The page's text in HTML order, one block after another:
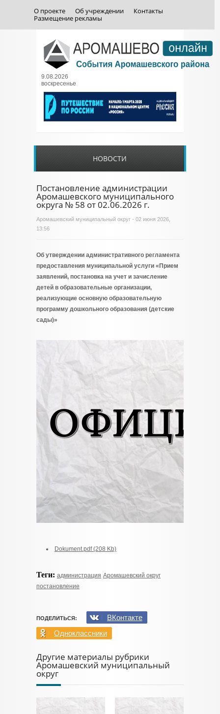
О проекте Об учреждении
Контакты
Размещение рекламы
9.08.2026
воскресенье
НОВОСТИ
Постановление администрации
Аромашевского муниципального
округа № 58 от 02.06.2026 г.
Аромашевский муниципальный округ - 02 июня 2026,
13:56
Об утверждении административного регламента
предоставления муниципальной услуги «Прием
заявлений, постановка на учет и зачисление
детей в образовательные организации,
реализующие основную образовательную
программу дошкольного образования (детские
сады)»
Dokument.pdf (208 Kb)
Теги: администрация Аромашевский округ
постановление
ПОДЕЛИТЬСЯ:
ВКонтакте
Одноклассники
Другие материалы рубрики
Аромашевский муниципальный
округ